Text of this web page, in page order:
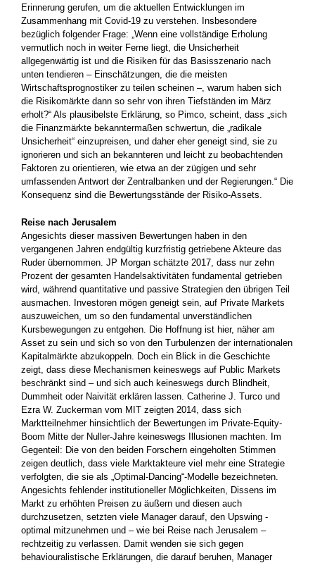
Erinnerung gerufen, um die aktuellen Entwicklungen im
Zusammenhang mit Covid-19 zu verstehen. Insbesondere
bezüglich folgender Frage: „Wenn eine vollständige Erholung
vermutlich noch in weiter Ferne liegt, die Unsicherheit
allgegenwärtig ist und die Risiken für das Basisszenario nach
unten tendieren – Einschätzungen, die die meisten
Wirtschaftsprognostiker zu teilen scheinen –, warum ­haben sich
die Risikomärkte dann so sehr von ihren Tiefständen im März
erholt?“ Als plausibelste Erklärung, so Pimco, scheint, dass „sich
die Finanzmärkte bekanntermaßen schwertun, die ­„radikale
Unsicherheit“ einzupreisen, und daher eher geneigt sind, sie zu
ignorieren und sich an bekannteren und leicht zu beobachtenden
Faktoren zu orientieren, wie etwa an der zügigen und sehr
umfassenden Antwort der Zentralbanken und der Regierungen.“ Die
Konsequenz sind die Bewertungsstände der Risiko-Assets.
Reise nach Jerusalem
Angesichts dieser massiven Bewertungen haben in den
vergangenen Jahren endgültig kurzfristig getriebene Akteure das
Ruder übernommen. JP Morgan schätzte 2017, dass nur zehn
Prozent der gesamten Handelsaktivitäten fundamental getrieben
wird, ­während quantitative und passive Strategien den übrigen Teil
ausmachen. Investoren mögen geneigt sein, auf Private Markets
auszuweichen, um so den fundamental unverständlichen
Kursbewegungen zu entgehen. Die Hoffnung ist hier, näher am
Asset zu sein und sich so von den Turbulenzen der internationalen
Kapitalmärkte abzu­koppeln. Doch ein Blick in die Geschichte
zeigt, dass diese Mechanismen keineswegs auf Public Markets
beschränkt sind – und sich auch keineswegs durch Blindheit,
Dummheit oder Naivität ­erklären lassen. Catherine J. Turco und
Ezra W. Zuckerman vom MIT ­zeigten 2014, dass sich
Marktteilnehmer hinsichtlich der Bewertungen im Private-Equity-
Boom Mitte der Nuller-Jahre keineswegs Illusionen machten. Im
Gegenteil: Die von den beiden Forschern eingeholten Stimmen
zeigen deutlich, dass viele Marktakteure viel mehr eine Strategie
verfolgten, die sie als „Optimal-Dancing“-Modelle ­bezeichneten.
Angesichts fehlender institutioneller Möglichkeiten, Dissens im
Markt zu erhöhten Preisen zu äußern und diesen auch
durchzusetzen, setzten viele Manager darauf, den Upswing ­
optimal mitzunehmen und – wie bei Reise nach Jerusalem –
rechtzeitig zu verlassen. Damit wenden sie sich gegen
behaviouralistische ­Erklärungen, die darauf beruhen, Manager